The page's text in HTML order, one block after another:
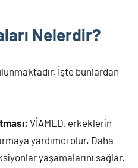
Nelerdir?
İşte bunlardan
VİAMED, erkeklerin
yardımcı olur. Daha
yaşamalarını sağlar.